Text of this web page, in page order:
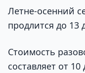
Летне-осенний
продлится до 13
Стоимость
составляет от